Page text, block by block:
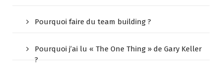
Pourquoi faire du team building ?
Pourquoi j’ai lu « The One Thing » de Gary Keller
?